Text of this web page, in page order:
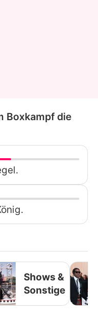
Boxkampf die
Shows &
Sonstige